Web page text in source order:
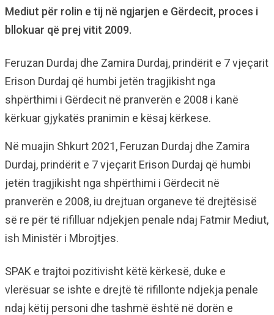
Mediut për rolin e tij në ngjarjen e Gërdecit, proces i
bllokuar që prej vitit 2009.
Feruzan Durdaj dhe Zamira Durdaj, prindërit e 7 vjeçarit
Erison Durdaj që humbi jetën tragjikisht nga
shpërthimi i Gërdecit në pranverën e 2008 i kanë
kërkuar gjykatës pranimin e kësaj kërkese.
Në muajin Shkurt 2021, Feruzan Durdaj dhe Zamira
Durdaj, prindërit e 7 vjeçarit Erison Durdaj që humbi
jetën tragjikisht nga shpërthimi i Gërdecit në
pranverën e 2008, iu drejtuan organeve të drejtësisë
së re për të rifilluar ndjekjen penale ndaj Fatmir Mediut,
ish Ministër i Mbrojtjes.
SPAK e trajtoi pozitivisht këtë kërkesë, duke e
vlerësuar se ishte e drejtë të rifillonte ndjekja penale
ndaj këtij personi dhe tashmë është në dorën e